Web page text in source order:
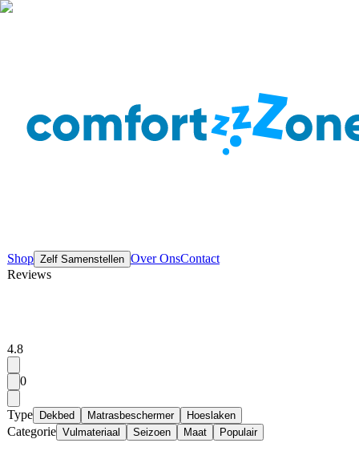
Shop Zelf Samenstellen Over OnsContact
Reviews
4.8
0
Type Dekbed Matrasbeschermer Hoeslaken
Categorie Vulmateriaal Seizoen Maat Populair